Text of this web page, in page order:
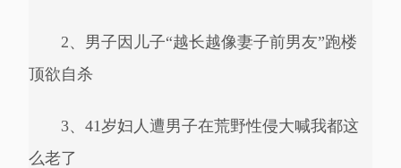
2、男子因儿子“越长越像妻子前男友”跑楼
顶欲自杀
3、41岁妇人遭男子在荒野性侵大喊我都这
么老了